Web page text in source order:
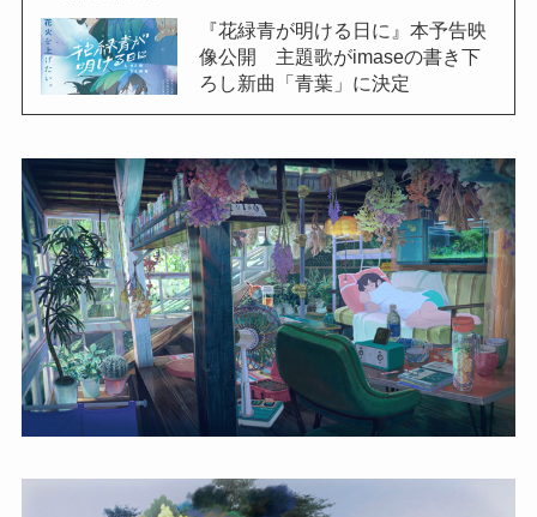
『花緑青が明ける日に』本予告映
像公開 主題歌がimaseの書き下
ろし新曲「青葉」に決定